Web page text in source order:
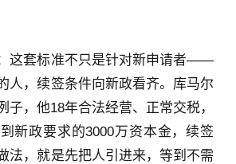
这套标准不只是针对新申请者——
人，续签条件向新政看齐。库马尔
子，他18年合法经营、正常交税，
新政要求的3000万资本金，续签
法，就是先把人引进来，等到不需